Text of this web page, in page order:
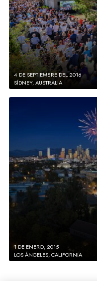
4 DE SEPTIEMBRE DEL 2016
SÍDNEY, AUSTRALIA
1 DE ENERO, 2015
LOS ÁNGELES, CALIFORNIA